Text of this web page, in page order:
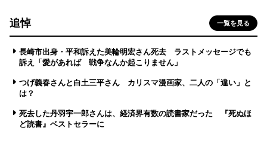
追悼 一覧を見る
長崎市出身・平和訴えた美輪明宏さん死去 ラストメッセージでも
訴え「愛があれば 戦争なんか起こりません」
つげ義春さんと白土三平さん カリスマ漫画家、二人の「違い」と
は？
死去した丹羽宇一郎さんは、経済界有数の読書家だった 『死ぬほ
ど読書』ベストセラーに